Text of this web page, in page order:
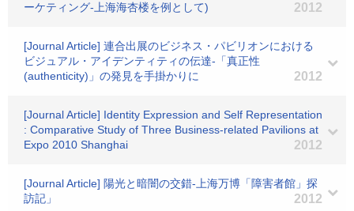
ーケティング-上海海杏楼を例として)
2012
[Journal Article] 連合出展のビジネス・パビリオンにおける
ビジュアル・アイデンティティの伝達-「真正性
(authenticity)」の発見を手掛かりに
2012
[Journal Article] Identity Expression and Self Representation
: Comparative Study of Three Business-related Pavilions at
Expo 2010 Shanghai
2012
[Journal Article] 陽光と暗闇の交錯-上海万博「障害者館」探
訪記」
2012